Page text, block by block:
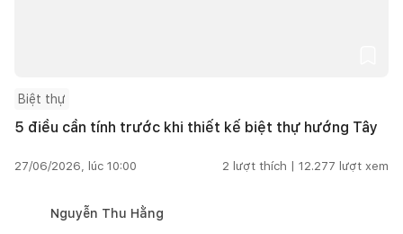
Biệt thự
5 điều cần tính trước khi thiết kế biệt thự hướng Tây
27/06/2026, lúc 10:00 2 lượt thích | 12.277 lượt xem
Nguyễn Thu Hằng